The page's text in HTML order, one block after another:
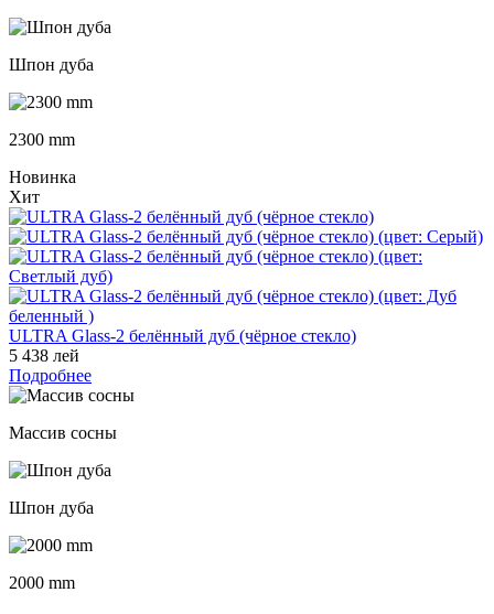
Шпон дуба
2300 mm
Новинка
Хит
ULTRA Glass-2 белённый дуб (чёрное стекло)
5 438 лей
Подробнее
Массив сосны
Шпон дуба
2000 mm